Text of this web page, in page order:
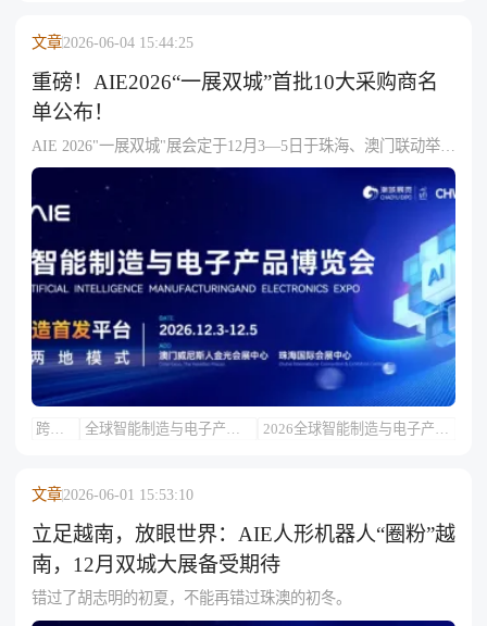
文章2026-06-04 15:44:25
重磅！AIE2026“一展双城”首批10大采购商名
单公布！
AIE 2026"一展双城"展会定于12月3—5日于珠海、澳门联动举
办，聚焦AI技术与智能硬件，组委会公布首批十大采购商——
涵盖追觅、TCL电子、创想三维等品牌方，以及傲基、千岸科
技、公狼科技等跨境电商大卖，另有神州数码、朗华供应链等
服务商，覆盖消费电子、智能家居、跨境分销及供应链服务多
板块，现展位预订与供需对接已全面启动。
跨境
全球智能制造与电子产品
2026全球智能制造与电子产品
文章2026-06-01 15:53:10
立足越南，放眼世界：AIE人形机器人“圈粉”越
南，12月双城大展备受期待
错过了胡志明的初夏，不能再错过珠澳的初冬。